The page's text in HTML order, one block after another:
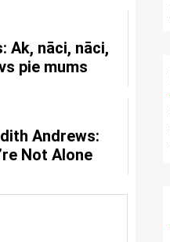
Ak, nāci, nāci,
pie mums
Andrews:
Not Alone